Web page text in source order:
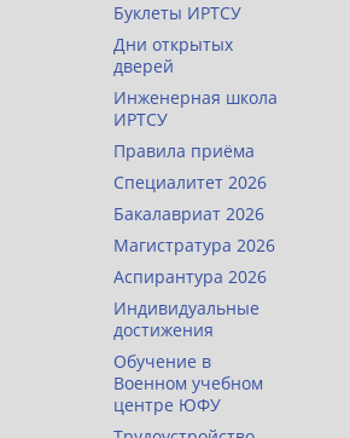
Буклеты ИРТСУ
Дни открытых
дверей
Инженерная школа
ИРТСУ
Правила приёма
Специалитет 2026
Бакалавриат 2026
Магистратура 2026
Аспирантура 2026
Индивидуальные
достижения
Обучение в
Военном учебном
центре ЮФУ